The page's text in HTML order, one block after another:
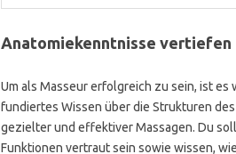
Anatomiekenntnisse vertiefen
Um als Masseur erfolgreich zu sein, ist es
fundiertes Wissen über die Strukturen
gezielter und effektiver Massagen. Du
Funktionen vertraut sein sowie wissen,